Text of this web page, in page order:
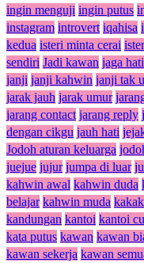
ingin menguji ingin putus
instagram introvert iqahisa
kedua isteri minta cerai
sendiri Jadi kawan jaga hati
janji janji kahwin janji tak
jarak jauh jarak umur
jarang contact jarang reply
dengan cikgu jauh hati
Jodoh aturan keluarga
juejue jujur jumpa di luar
kahwin awal kahwin duda
belajar kahwin muda
kandungan kantoi kantoi
kata putus kawan kawan
kawan sekerja kawan